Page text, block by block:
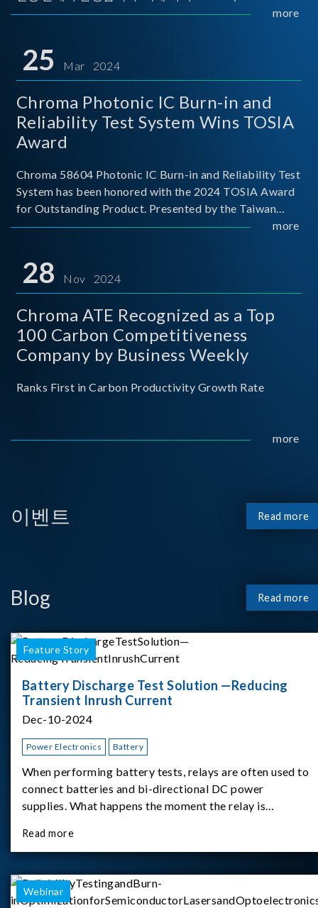
Implementers Forum)는 USB Power Delivery(PD) 전력
서는 USB PD를 지원하는 다양한 제품들이 출시되고 있
습니다. 스마트폰, 디지털 카메라, 모바일 기기, 외장 스토
리지, 노트북, 디스플레이 등에서 하나의
more
25 Mar 2024
Chroma Photonic IC Burn-in and
Reliability Test System Wins TOSIA
Award
Chroma 58604 Photonic IC Burn-in and Reliability Test
System has been honored with the 2024 TOSIA Award
for Outstanding Product. Presented by the Taiwan
Optoelectronic and Semiconductor Industry
for thei
more
28 Nov 2024
Chroma ATE Recognized as a Top
100 Carbon Competitiveness
Company by Business Weekly
Ranks First in Carbon Productivity Growth Rate
more
이벤트 Read more
Blog Read more
Feature Story
Battery Discharge Test Solution —Reducing
Transient Inrush Current
Dec-10-2024
Power Electronics Battery
When performing battery tests, relays are often used to
connect batteries and bi-directional DC power
supplies. What happens the moment the relay is
experimental equipment for this study.provides an
applicati
Read more
Webinar